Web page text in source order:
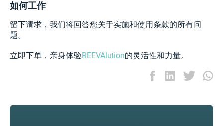
如何工作
留下请求，我们将回答您关于实施和使用条款的所有问
题。
立即下单，亲身体验REEVAlution的灵活性和力量。